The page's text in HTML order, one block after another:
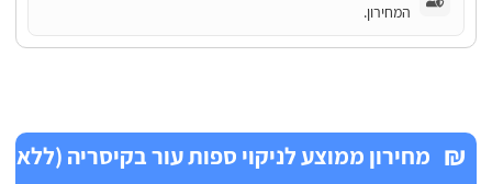
המחירון.
₪ מחירון ממוצע לניקוי ספות עור בקיסריה (ללא